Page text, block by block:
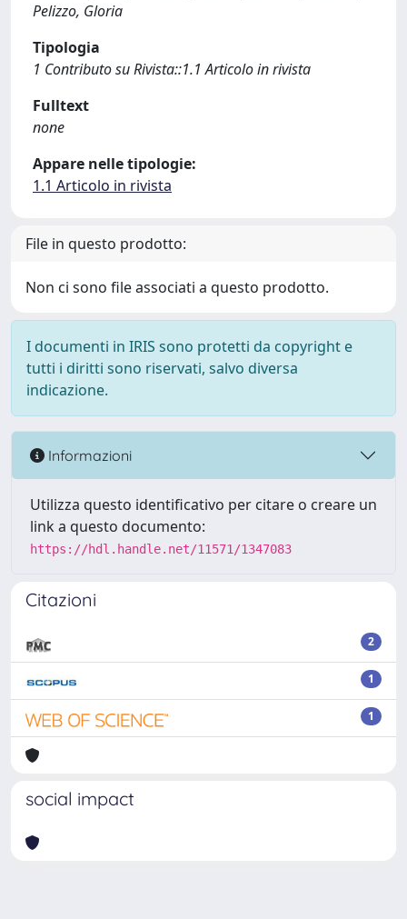
Pelizzo, Gloria
Tipologia
1 Contributo su Rivista::1.1 Articolo in rivista
Fulltext
none
Appare nelle tipologie:
1.1 Articolo in rivista
File in questo prodotto:
Non ci sono file associati a questo prodotto.
I documenti in IRIS sono protetti da copyright e
tutti i diritti sono riservati, salvo diversa
indicazione.
Informazioni
Utilizza questo identificativo per citare o creare un
link a questo documento:
https://hdl.handle.net/11571/1347083
Citazioni
2
1
1
social impact